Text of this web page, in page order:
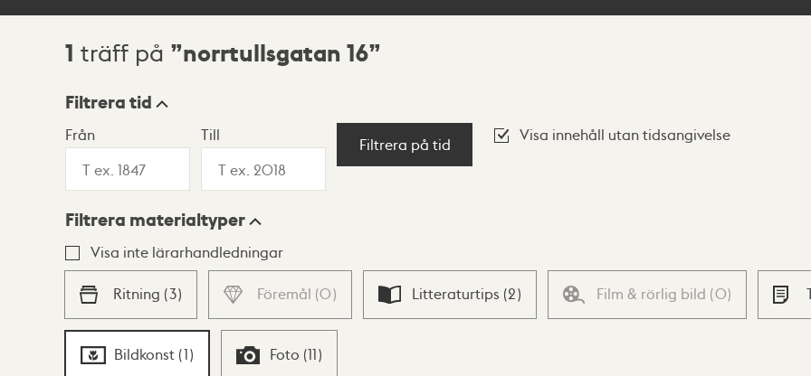
Sökresultat
1 träff på norrtullsgatan 16
Visningsläge
Lista Karta
Filtrera tid
Från Till
Filtrera på tid
Visa innehåll utan tidsangivelse
Filtrera materialtyper
Visa inte lärarhandledningar
Ritning (3) Föremål (0) Litteraturtips (2) Film & rörlig bild (0)
Bildkonst (1) Foto (11)